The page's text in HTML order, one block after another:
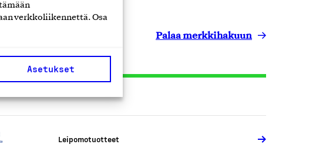
verkkoliikennettä. Osa
Asetukset
Palaa merkkihakuun
Leipomotuotteet